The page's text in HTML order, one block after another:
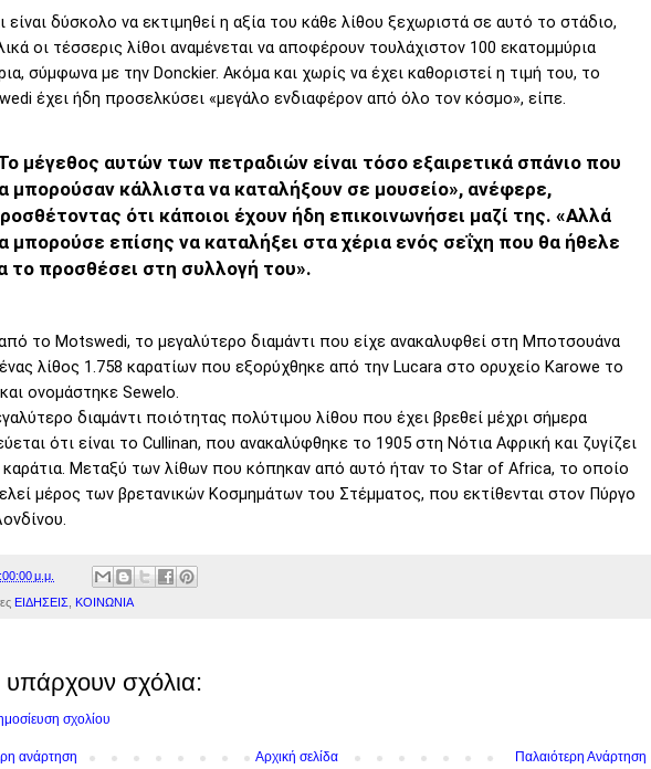
είναι δύσκολο να εκτιμηθεί η αξία του κάθε λίθου ξεχωριστά σε αυτό το στάδιο,
οι τέσσερις λίθοι αναμένεται να αποφέρουν τουλάχιστον 100 εκατομμύρια
σύμφωνα με την Donckier. Ακόμα και χωρίς να έχει καθοριστεί η τιμή του, το
έχει ήδη προσελκύσει «μεγάλο ενδιαφέρον από όλο τον κόσμο», είπε.
μέγεθος αυτών των πετραδιών είναι τόσο εξαιρετικά σπάνιο που
μπορούσαν κάλλιστα να καταλήξουν σε μουσείο», ανέφερε,
ότι κάποιοι έχουν ήδη επικοινωνήσει μαζί της. «Αλλά
μπορούσε επίσης να καταλήξει στα χέρια ενός σεΐχη που θα ήθελε
το προσθέσει στη συλλογή του».
από το Motswedi, το μεγαλύτερο διαμάντι που είχε ανακαλυφθεί στη Μποτσουάνα
λίθος 1.758 καρατίων που εξορύχθηκε από την Lucara στο ορυχείο Karowe το
ονομάστηκε Sewelo.
διαμάντι ποιότητας πολύτιμου λίθου που έχει βρεθεί μέχρι σήμερα
ότι είναι το Cullinan, που ανακαλύφθηκε το 1905 στη Νότια Αφρική και ζυγίζει
καράτια. Μεταξύ των λίθων που κόπηκαν από αυτό ήταν το Star of Africa, το οποίο
μέρος των βρετανικών Κοσμημάτων του Στέμματος, που εκτίθενται στον Πύργο
μ.μ.
ΕΙΔΗΣΕΙΣ, ΚΟΙΝΩΝΙΑ
υπάρχουν σχόλια:
σχολίου
ανάρτηση Παλαιότερη Ανάρτηση
Αρχική σελίδα